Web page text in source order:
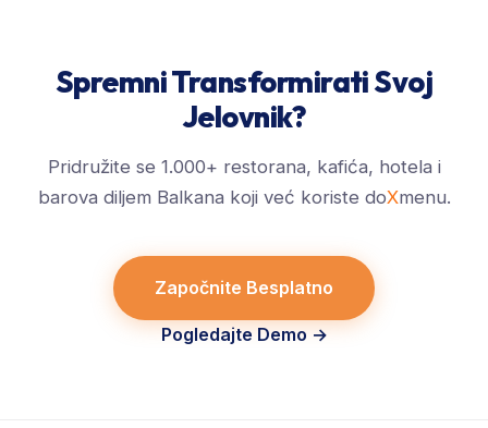
Spremni Transformirati Svoj
Jelovnik?
Pridružite se 1.000+ restorana, kafića, hotela i
barova diljem Balkana koji već koriste doXmenu.
Započnite Besplatno
Pogledajte Demo →